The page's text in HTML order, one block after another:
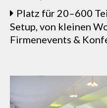
Platz für 20–600
Setup, von kleinen
Firmenevents &